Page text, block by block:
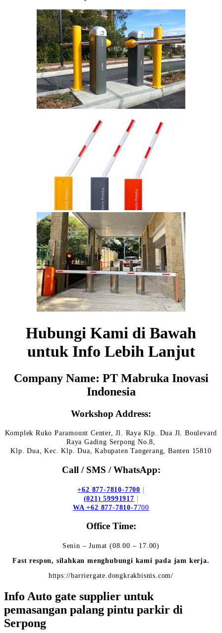
Hubungi Kami di Bawah
untuk Info Lebih Lanjut
Company Name: PT Mabruka Inovasi
Indonesia
Workshop Address:
Komplek Ruko Paramount Center, Jl. Raya Klp. Dua Jl. Boulevard
Raya Gading Serpong No.8,
Klp. Dua, Kec. Klp. Dua, Kabupaten Tangerang, Banten 15810
Call / SMS / WhatsApp:
+62 877-7810-7700 |
(021) 59991917 |
WA +62 877-7810-7700
Office Time:
Senin – Jumat (08.00 – 17.00)
Fast respon, silahkan menghubungi kami pada jam kerja.
https://barriergate.dongkrakbisnis.com/
Info Auto gate supplier untuk
pemasangan palang pintu parkir di
Serpong